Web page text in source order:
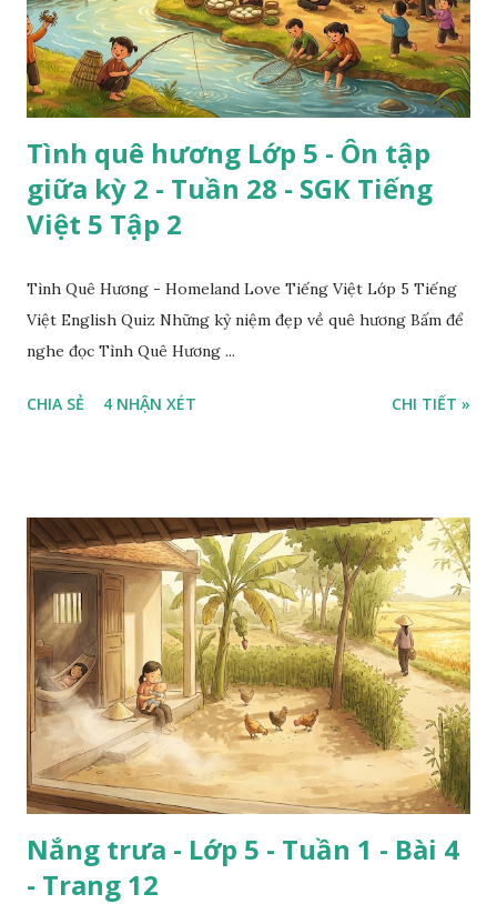
Tình quê hương Lớp 5 - Ôn tập
giữa kỳ 2 - Tuần 28 - SGK Tiếng
Việt 5 Tập 2
Tình Quê Hương - Homeland Love Tiếng Việt Lớp 5 Tiếng
Việt English Quiz Những kỷ niệm đẹp về quê hương Bấm để
nghe đọc Tình Quê Hương ...
CHIA SẺ 4 NHẬN XÉT CHI TIẾT »
Nắng trưa - Lớp 5 - Tuần 1 - Bài 4
- Trang 12